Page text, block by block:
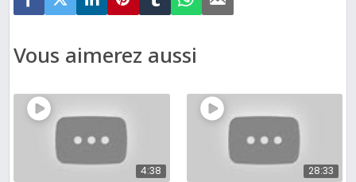
Vous aimerez aussi
4:38 28:33